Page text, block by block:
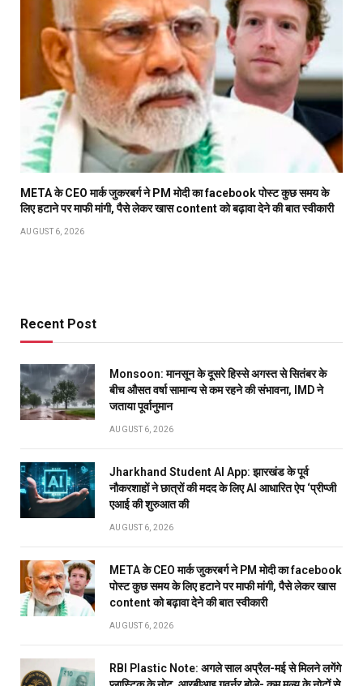
META के CEO मार्क जुकरबर्ग ने PM मोदी का facebook पोस्ट कुछ समय के
लिए हटाने पर माफी मांगी, पैसे लेकर खास content को बढ़ावा देने की बात स्वीकारी
AUGUST 6, 2026
Recent Post
Monsoon: मानसून के दूसरे हिस्से अगस्त से सितंबर के
बीच औसत वर्षा सामान्य से कम रहने की संभावना, IMD ने
जताया पूर्वानुमान
AUGUST 6, 2026
Jharkhand Student AI App: झारखंड के पूर्व
नौकरशाहों ने छात्रों की मदद के लिए AI आधारित ऐप ‘प्रीप्जी
एआई की शुरुआत की
AUGUST 6, 2026
META के CEO मार्क जुकरबर्ग ने PM मोदी का facebook
पोस्ट कुछ समय के लिए हटाने पर माफी मांगी, पैसे लेकर खास
content को बढ़ावा देने की बात स्वीकारी
AUGUST 6, 2026
RBI Plastic Note: अगले साल अप्रैल-मई से मिलने लगेंगे